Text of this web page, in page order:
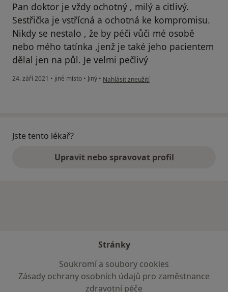
Pan doktor je vždy ochotný , milý a citlivý.
Sestřička je vstřícná a ochotná ke kompromisu.
Nikdy se nestalo , že by péči vůči mé osobě
nebo mého tatínka ,jenž je také jeho pacientem
dělal jen na půl. Je velmi pečlivý
24. září 2021 • jiné místo • Jiný • podle názoru uživatele Kateřina
Nahlásit zneužití
Jste tento lékař?
Upravit nebo spravovat profil
Stránky
Soukromí a soubory cookies
Zásady ochrany osobních údajů pro zaměstnance
zdravotní péče